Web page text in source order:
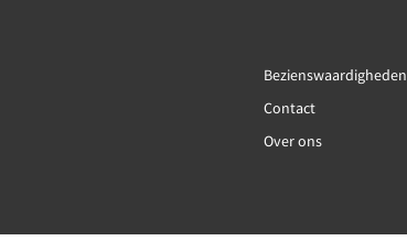
Bezienswaardigheden
Contact
Over ons